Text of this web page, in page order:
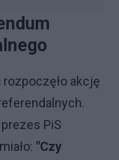
akcję
PiS
"Czy